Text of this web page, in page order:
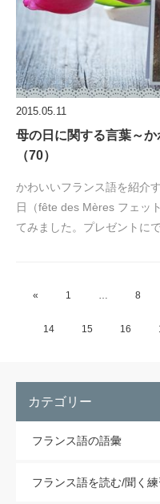
2015.05.11
母の日に関する言葉～
（70）
かわいいフランス語を紹介
日（fête des Mères フェ
てみました。プレゼントに
« 1 … 8
14 15 16
カテゴリー
フランス語の語彙
フランス語を読む/聞く練